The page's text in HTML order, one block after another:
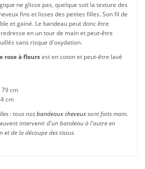
ne glisse pas, quelque soit la texture des
fins et lisses des petites filles. Son fil de
et gainé. Le bandeau peut donc être
en un tour de main et peut-être
sans risque d'oxydation.
rose à fleursest en coton et peut-être lavé
79 cm
cm
: tous nosbandeaux cheveuxsont faits main.
intervenir d'un bandeau à l'autre en
de la découpe des tissus.